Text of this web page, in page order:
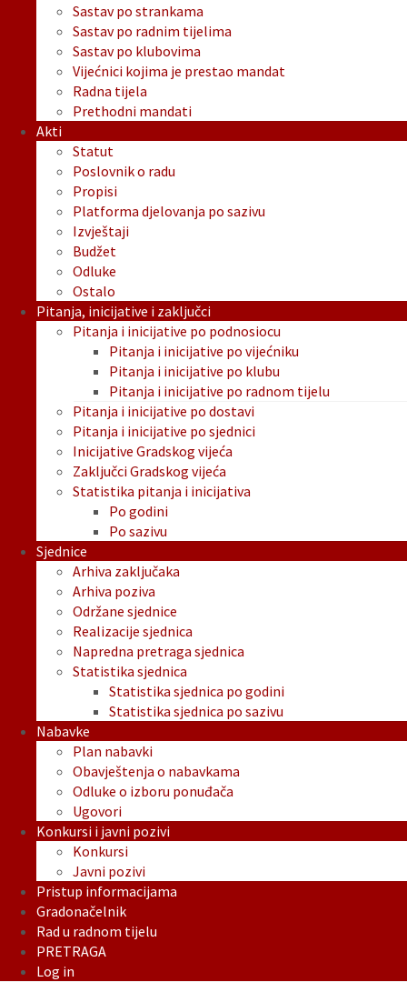
Sastav po strankama
Sastav po radnim tijelima
Sastav po klubovima
Vijećnici kojima je prestao mandat
Radna tijela
Prethodni mandati
Akti
Statut
Poslovnik o radu
Propisi
Platforma djelovanja po sazivu
Izvještaji
Budžet
Odluke
Ostalo
Pitanja, inicijative i zaključci
Pitanja i inicijative po podnosiocu
Pitanja i inicijative po vijećniku
Pitanja i inicijative po klubu
Pitanja i inicijative po radnom tijelu
Pitanja i inicijative po dostavi
Pitanja i inicijative po sjednici
Inicijative Gradskog vijeća
Zaključci Gradskog vijeća
Statistika pitanja i inicijativa
Po godini
Po sazivu
Sjednice
Arhiva zaključaka
Arhiva poziva
Održane sjednice
Realizacije sjednica
Napredna pretraga sjednica
Statistika sjednica
Statistika sjednica po godini
Statistika sjednica po sazivu
Nabavke
Plan nabavki
Obavještenja o nabavkama
Odluke o izboru ponuđača
Ugovori
Konkursi i javni pozivi
Konkursi
Javni pozivi
Pristup informacijama
Gradonačelnik
Rad u radnom tijelu
PRETRAGA
Log in